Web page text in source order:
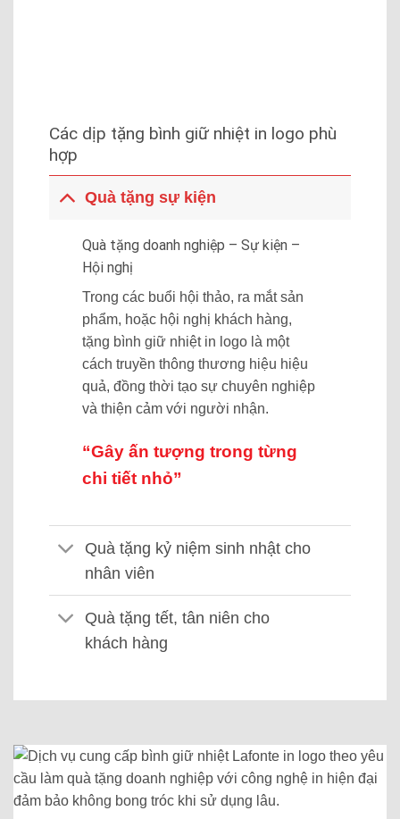
Các dịp tặng bình giữ nhiệt in logo phù
hợp
Quà tặng sự kiện
Quà tặng doanh nghiệp – Sự kiện –
Hội nghị
Trong các buổi hội thảo, ra mắt sản
phẩm, hoặc hội nghị khách hàng,
tặng bình giữ nhiệt in logo là một
cách truyền thông thương hiệu hiệu
quả, đồng thời tạo sự chuyên nghiệp
và thiện cảm với người nhận.
“Gây ấn tượng trong từng
chi tiết nhỏ”
Quà tặng kỷ niệm sinh nhật cho
nhân viên
Quà tặng tết, tân niên cho
khách hàng